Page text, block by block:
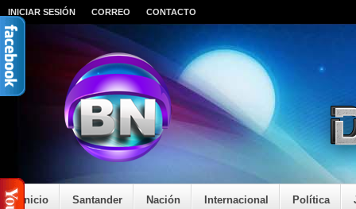
INICIAR SESIÓN CORREO CONTACTO
Inicio Santander Nación Internacional Política